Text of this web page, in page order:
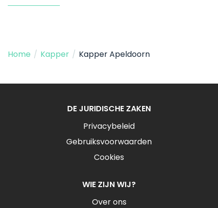
Home / Kapper / Kapper Apeldoorn
DE JURIDISCHE ZAKEN
Privacybeleid
Gebruiksvoorwaarden
Cookies
WIE ZIJN WIJ?
Over ons